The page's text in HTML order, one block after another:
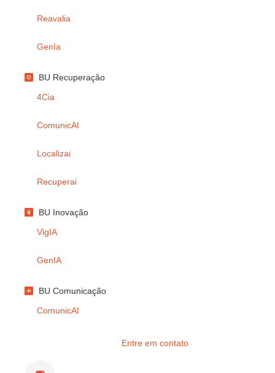
Reavalia
GenIa
BU Recuperação
4Cia
ComunicAI
Localizai
Recuperai
BU Inovação
VigIA
GenIA
BU Comunicação
ComunicAI
Entre em contato